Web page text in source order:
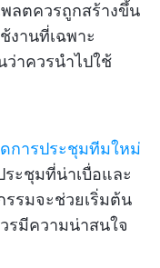
ลตควรถูกสร้างขึ้น
งานที่เฉพาะ
ว่าควรนำไปใช้
การประชุมทีมใหม่
ระชุมที่น่าเบื่อและ
รรมจะช่วยเริ่มต้น
รมีความน่าสนใจ